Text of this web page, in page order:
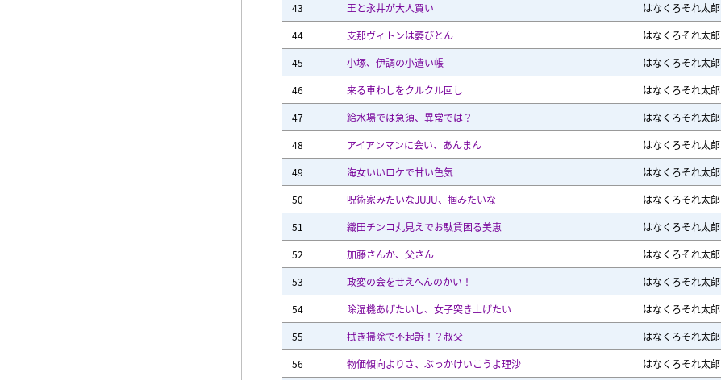
43
王と永井が大人買い はなくろそれ太郎
44
支那ヴィトンは萎びとん はなくろそれ太郎
45
小塚、伊調の小遣い帳 はなくろそれ太郎
46
来る車わしをクルクル回し はなくろそれ太郎
47
給水場では急須、異常では？ はなくろそれ太郎
48
アイアンマンに会い、あんまん はなくろそれ太郎
49
海女いいロケで甘い色気 はなくろそれ太郎
50
呪術家みたいなJUJU、掴みたいな はなくろそれ太郎
51
織田チンコ丸見えでお駄賃困る美恵 はなくろそれ太郎
52
加藤さんか、父さん はなくろそれ太郎
53
政変の会をせえへんのかい！ はなくろそれ太郎
54
除湿機あげたいし、女子突き上げたい はなくろそれ太郎
55
拭き掃除で不起訴！？叔父 はなくろそれ太郎
56
物価傾向よりさ、ぶっかけいこうよ理沙 はなくろそれ太郎